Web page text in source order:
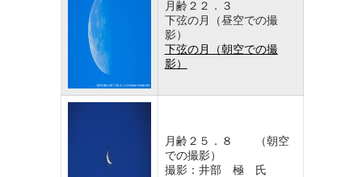
月齢２２．３
下弦の月（昼空での撮
影）
下弦の月（朝空での撮
影）
月齢２５．８ （朝空
での撮影）
撮影：井部 極 氏